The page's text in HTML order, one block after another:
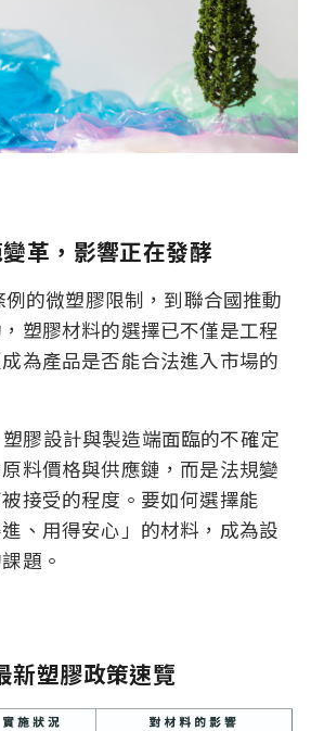
革，影響正在發酵
例的微塑膠限制，到聯合國推動
塑膠材料的選擇已不僅是工程
為產品是否能合法進入市場的
膠設計與製造端面臨的不確定
料價格與供應鏈，而是法規變
接受的程度。要如何選擇能
進、用得安心」的材料，成為設
題。
新塑膠政策速覽